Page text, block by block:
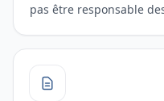
pas être responsable